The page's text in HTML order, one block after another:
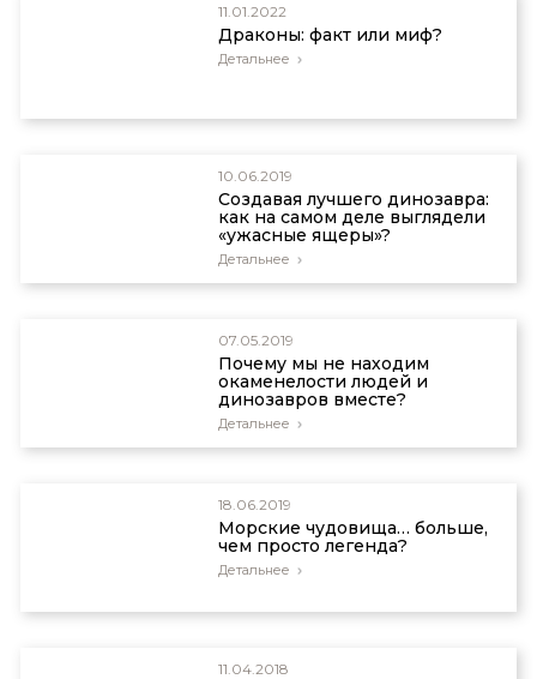
11.01.2022
Драконы: факт или миф?
Детальнее
10.06.2019
Создавая лучшего динозавра:
как на самом деле выглядели
«ужасные ящеры»?
Детальнее
07.05.2019
Почему мы не находим
окаменелости людей и
динозавров вместе?
Детальнее
18.06.2019
Морские чудовища… больше,
чем просто легенда?
Детальнее
11.04.2018